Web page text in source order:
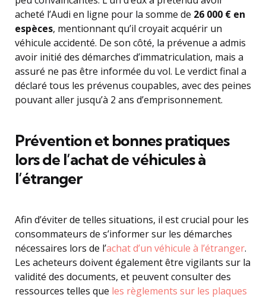
acheté l’Audi en ligne pour la somme de 26 000 € en
espèces, mentionnant qu’il croyait acquérir un
véhicule accidenté. De son côté, la prévenue a admis
avoir initié des démarches d’immatriculation, mais a
assuré ne pas être informée du vol. Le verdict final a
déclaré tous les prévenus coupables, avec des peines
pouvant aller jusqu’à 2 ans d’emprisonnement.
Prévention et bonnes pratiques
lors de l’achat de véhicules à
l’étranger
Afin d’éviter de telles situations, il est crucial pour les
consommateurs de s’informer sur les démarches
nécessaires lors de l’achat d’un véhicule à l’étranger.
Les acheteurs doivent également être vigilants sur la
validité des documents, et peuvent consulter des
ressources telles que les règlements sur les plaques